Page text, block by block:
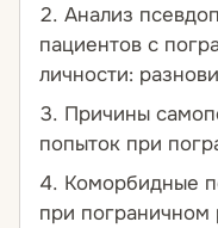
Анализ
пациентов с
личности:
Причины
попыток при
Коморбидные
при пограничном